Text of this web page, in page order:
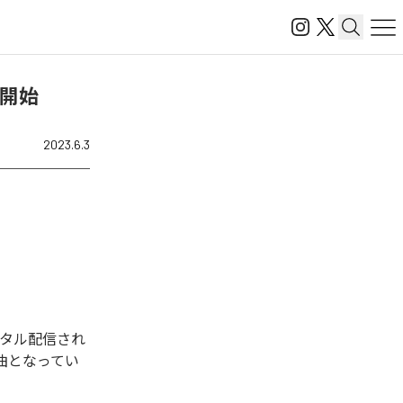
始
2023.6.3
ル配信され
となってい